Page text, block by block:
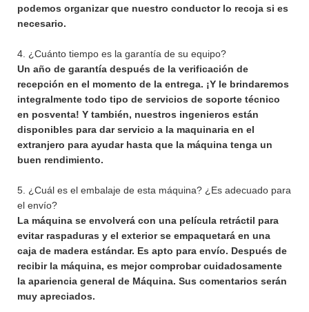
podemos organizar que nuestro conductor lo recoja si es
necesario.
4. ¿Cuánto tiempo es la garantía de su equipo?
Un año de garantía después de la verificación de
recepción en el momento de la entrega. ¡Y le brindaremos
integralmente todo tipo de servicios de soporte técnico
en posventa! Y también, nuestros ingenieros están
disponibles para dar servicio a la maquinaria en el
extranjero para ayudar hasta que la máquina tenga un
buen rendimiento.
5. ¿Cuál es el embalaje de esta máquina? ¿Es adecuado para
el envío?
La máquina se envolverá con una película retráctil para
evitar raspaduras y el exterior se empaquetará en una
caja de madera estándar. Es apto para envío. Después de
recibir la máquina, es mejor comprobar cuidadosamente
la apariencia general de Máquina. Sus comentarios serán
muy apreciados.